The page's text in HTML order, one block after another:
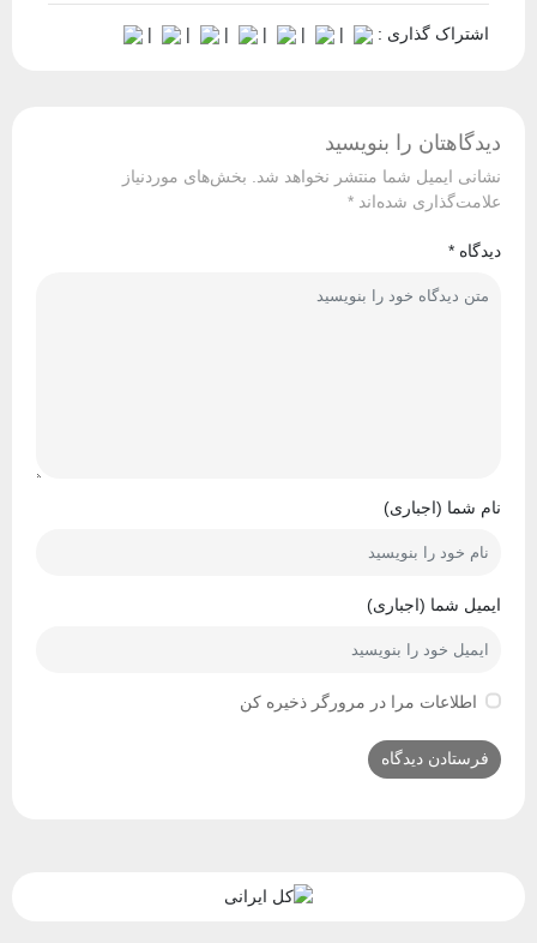
اشتراک گذاری : |
|
|
|
|
|
دیدگاهتان را بنویسید
نشانی ایمیل شما منتشر نخواهد شد. بخش‌های موردنیاز
علامت‌گذاری شده‌اند*
دیدگاه*
نام شما (اجباری)
ایمیل شما (اجباری)
اطلاعات مرا در مرورگر ذخیره کن